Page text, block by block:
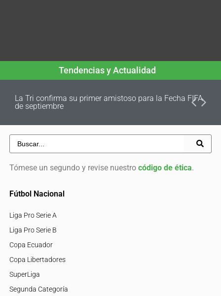
Tendencias y Actualidad
La Tri confirma su primer amistoso para la Fecha FIFA
de septiembre
Tómese un segundo y revise nuestro código de ética.
Fútbol Nacional
Liga Pro Serie A
Liga Pro Serie B
Copa Ecuador
Copa Libertadores
SuperLiga
Segunda Categoría